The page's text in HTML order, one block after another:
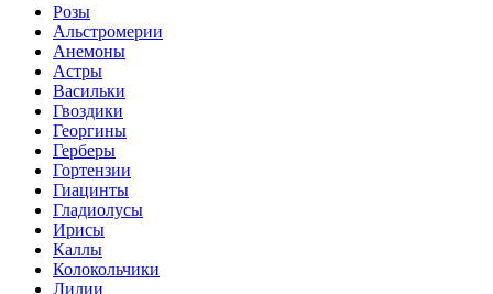
Розы
Альстромерии
Анемоны
Астры
Васильки
Гвоздики
Георгины
Герберы
Гортензии
Гиацинты
Гладиолусы
Ирисы
Каллы
Колокольчики
Лилии